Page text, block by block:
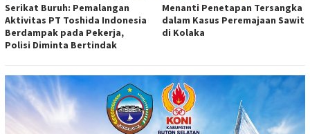
Serikat Buruh: Pemalangan
Aktivitas PT Toshida Indonesia
Berdampak pada Pekerja,
Polisi Diminta Bertindak
Menanti Penetapan Tersangka
dalam Kasus Peremajaan Sawit
di Kolaka